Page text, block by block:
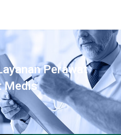
Perawat
Medis